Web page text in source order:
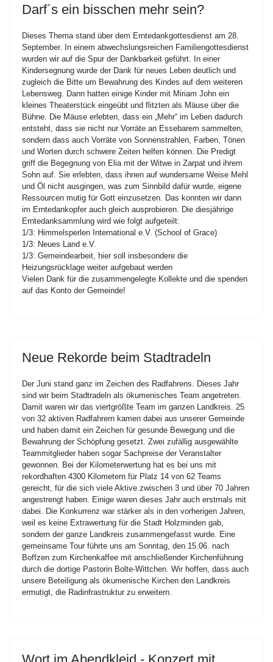
Darf´s ein bisschen mehr sein?
Dieses Thema stand über dem Erntedankgottesdienst am 28.
September. In einem abwechslungsreichen Familiengottesdienst
wurden wir auf die Spur der Dankbarkeit geführt. In einer
Kindersegnung wurde der Dank für neues Leben deutlich und
zugleich die Bitte um Bewahrung des Kindes auf dem weiteren
Lebensweg. Dann hatten einige Kinder mit Miriam John ein
kleines Theaterstück eingeübt und flitzten als Mäuse über die
Bühne. Die Mäuse erlebten, dass ein „Mehr“ im Leben dadurch
entsteht, dass sie nicht nur Vorräte an Essebarem sammelten,
sondern dass auch Vorräte von Sonnenstrahlen, Farben, Tönen
und Worten durch schwere Zeiten helfen können. Die Predigt
griff die Begegnung von Elia mit der Witwe in Zarpat und ihrem
Sohn auf. Sie erlebten, dass ihnen auf wundersame Weise Mehl
und Öl nicht ausgingen, was zum Sinnbild dafür wurde, eigene
Ressourcen mutig für Gott einzusetzen. Das konnten wir dann
im Erntedankopfer auch gleich ausprobieren. Die diesjährige
Erntedanksammlung wird wie folgt aufgeteilt:
1/3: Himmelsperlen International e.V. (School of Grace)
1/3: Neues Land e.V.
1/3: Gemeindearbeit, hier soll insbesondere die
Heizungsrücklage weiter aufgebaut werden
Vielen Dank für die zusammengelegte Kollekte und die spenden
auf das Konto der Gemeinde!
Neue Rekorde beim Stadtradeln
Der Juni stand ganz im Zeichen des Radfahrens. Dieses Jahr
sind wir beim Stadtradeln als ökumenisches Team angetreten.
Damit waren wir das viertgrößte Team im ganzen Landkreis. 25
von 32 aktiven Radfahrern kamen dabei aus unserer Gemeinde
und haben damit ein Zeichen für gesunde Bewegung und die
Bewahrung der Schöpfung gesetzt. Zwei zufällig ausgewählte
Teammitglieder haben sogar Sachpreise der Veranstalter
gewonnen. Bei der Kilometerwertung hat es bei uns mit
rekordhaften 4300 Kilometern für Platz 14 von 62 Teams
gereicht, für die sich viele Aktive zwischen 3 und über 70 Jahren
angestrengt haben. Einige waren dieses Jahr auch erstmals mit
dabei. Die Konkurrenz war stärker als in den vorherigen Jahren,
weil es keine Extrawertung für die Stadt Holzminden gab,
sondern der ganze Landkreis zusammengefasst wurde. Eine
gemeinsame Tour führte uns am Sonntag, den 15.06. nach
Boffzen zum Kirchenkaffee mit anschließender Kirchenführung
durch die dortige Pastorin Bolte-Wittchen. Wir hoffen, dass auch
unsere Beteiligung als ökumenische Kirchen den Landkreis
ermutigt, die Radinfrastruktur zu erweitern.